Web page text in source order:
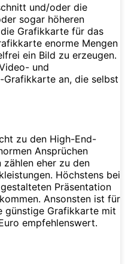
und/oder die
sogar höheren
Grafikkarte für das
enorme Mengen
ein Bild zu erzeugen.
und
Grafikkarte an, die selbst
zu den High-End-
Ansprüchen
eher zu den
Höchstens bei
Präsentation
Ansonsten ist für
günstige Grafikkarte mit
empfehlenswert.